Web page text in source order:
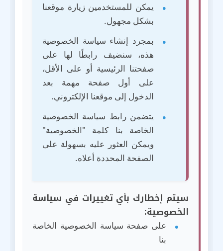
يمكن للمستخدمين زيارة موقعنا
بشكل مجهول.
بمجرد إنشاء سياسة الخصوصية
هذه، سنضيف رابطًا لها على
صفحتنا الرئيسية أو على الأقل،
على أول صفحة مهمة بعد
الدخول إلى موقعنا الإلكتروني.
يتضمن رابط سياسة الخصوصية
الخاصة بنا كلمة "الخصوصية"
ويمكن العثور عليه بسهولة على
الصفحة المحددة أعلاه.
سيتم إخطارك بأي تغييرات في سياسة
الخصوصية:
على صفحة سياسة الخصوصية الخاصة
بنا